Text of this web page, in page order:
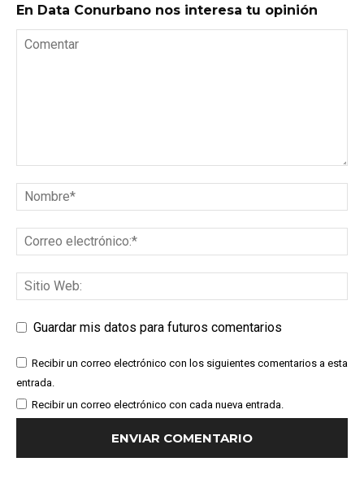
En Data Conurbano nos interesa tu opinión
Guardar mis datos para futuros comentarios
Recibir un correo electrónico con los siguientes comentarios a esta
entrada.
Recibir un correo electrónico con cada nueva entrada.